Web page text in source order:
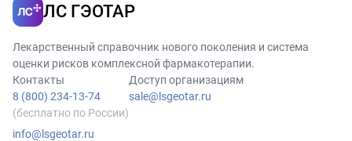
ЛС ГЭОТАР
Лекарственный справочник нового поколения и система
оценки рисков комплексной фармакотерапии.
Контакты
8 (800) 234-13-74
(бесплатно по России)
info@lsgeotar.ru
Доступ организациям
sale@lsgeotar.ru